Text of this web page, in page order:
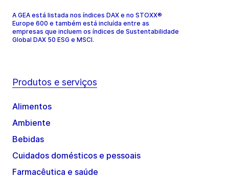
A GEA está listada nos índices DAX e no STOXX®
Europe 600 e também está incluída entre as
empresas que incluem os índices de Sustentabilidade
Global DAX 50 ESG e MSCI.
Produtos e serviços
Alimentos
Ambiente
Bebidas
Cuidados domésticos e pessoais
Farmacêutica e saúde